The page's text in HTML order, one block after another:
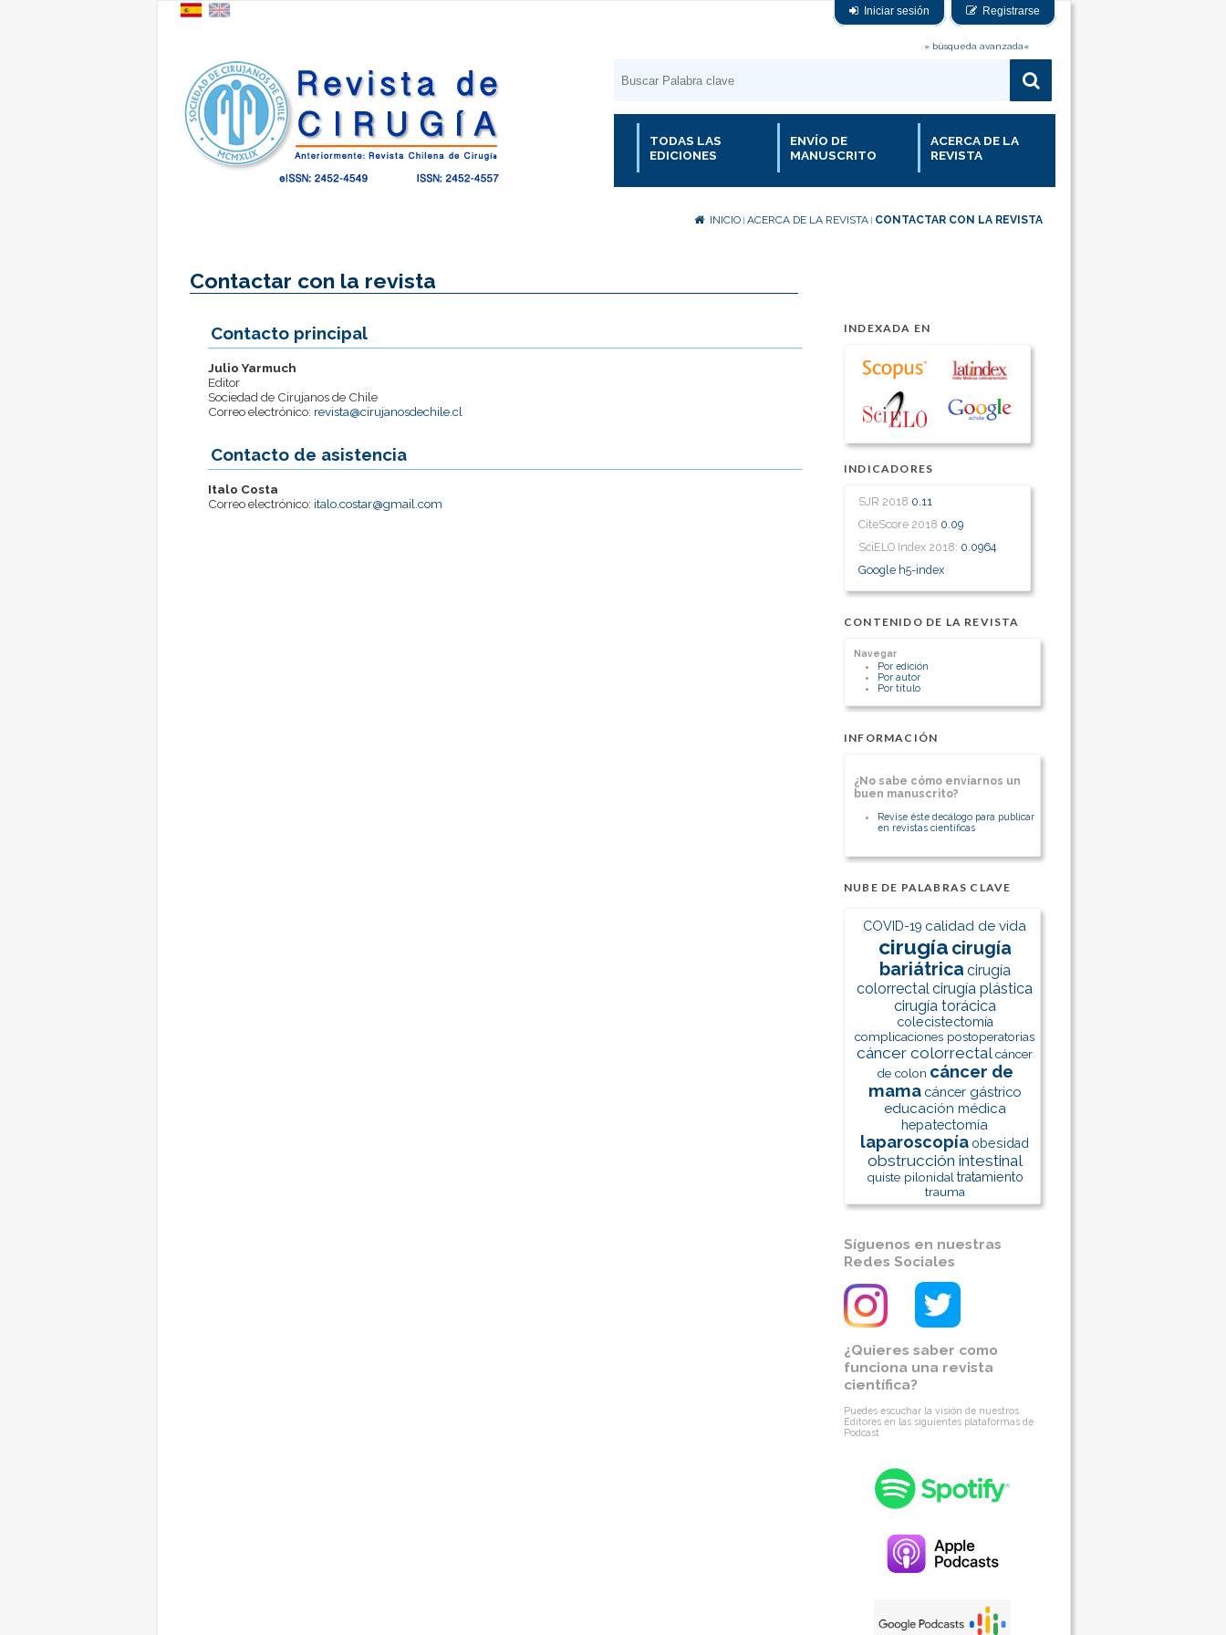
Iniciar sesión Registrarse
» búsqueda avanzada«
TODAS LAS
EDICIONES
ENVÍO DE
MANUSCRITO
ACERCA DE LA
REVISTA
INICIO ACERCA DE LA REVISTA CONTACTAR CON LA REVISTA
INDEXADA EN
INDICADORES
SJR 2018 0.11
CiteScore 2018 0.09
SciELO Index 2018: 0.0964
Google h5-index
CONTENIDO DE LA REVISTA
Navegar
Por edición
Por autor
Por título
INFORMACIÓN
¿No sabe cómo enviarnos un
buen manuscrito?
Revise éste decálogo para publicar
en revistas científicas
NUBE DE PALABRAS CLAVE
COVID-19 calidad de vida
cirugía cirugía
bariátrica cirugía
colorrectalcirugía plástica
cirugía torácica
colecistectomía
complicaciones postoperatorias
cáncer colorrectalcáncer
de colon cáncer de
mama cáncer gástrico
educación médica
hepatectomía
laparoscopía obesidad
obstrucción intestinal
quiste pilonidal tratamiento
trauma
Síguenos en nuestras
Redes Sociales
¿Quieres saber como
funciona una revista
científica?
Puedes escuchar la visión de nuestros
Editores en las siguientes plataformas de
Podcast
Contactar con la revista
Contacto principal
Julio Yarmuch
Editor
Sociedad de Cirujanos de Chile
Correo electrónico: revista@cirujanosdechile.cl
Contacto de asistencia
Italo Costa
Correo electrónico: italo.costar@gmail.com